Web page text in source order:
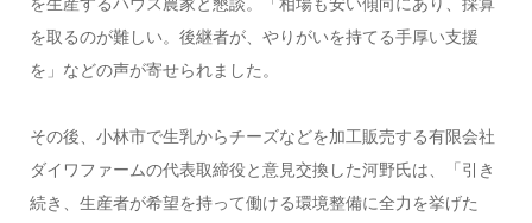
を取るのが難しい。後継者が、やりがいを持てる手厚い支援
を」などの声が寄せられました。
その後、小林市で生乳からチーズなどを加工販売する有限会社
ダイワファームの代表取締役と意見交換した河野氏は、「引き
続き、生産者が希望を持って働ける環境整備に全力を挙げた